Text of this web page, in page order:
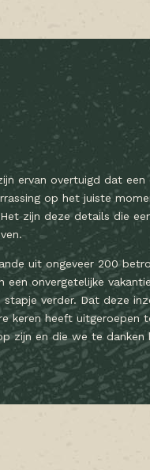
ervan overtuigd dat
op het juiste
zijn deze details die
uit ongeveer 200
onvergetelijke
verder. Dat deze
keren heeft
zijn en die we te danken